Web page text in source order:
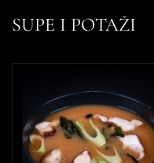
SUPE I POTAŽI